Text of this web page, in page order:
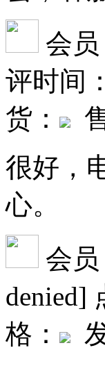
会员
评时间
货：
很好，
心。
会员
denied]
格：